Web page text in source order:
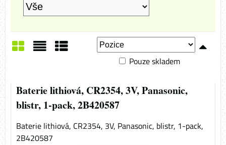
Pouze skladem
Baterie lithiová, CR2354, 3V, Panasonic,
blistr, 1-pack, 2B420587
Baterie lithiová, CR2354, 3V, Panasonic, blistr, 1-pack,
2B420587